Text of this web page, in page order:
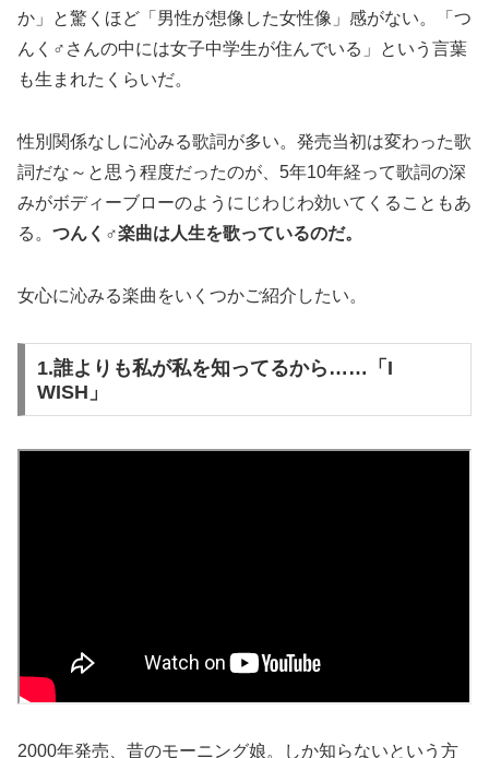
か」と驚くほど「男性が想像した女性像」感がない。「つ
んく♂さんの中には女子中学生が住んでいる」という言葉
も生まれたくらいだ。
性別関係なしに沁みる歌詞が多い。発売当初は変わった歌
詞だな～と思う程度だったのが、5年10年経って歌詞の深
みがボディーブローのようにじわじわ効いてくることもあ
る。 つんく♂楽曲は人生を歌っているのだ。
女心に沁みる楽曲をいくつかご紹介したい。
1.誰よりも私が私を知ってるから……「I
WISH」
2000年発売、昔のモーニング娘。しか知らないという方